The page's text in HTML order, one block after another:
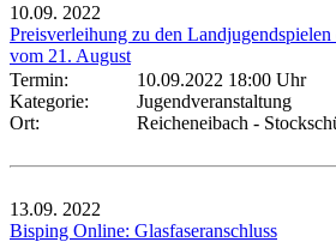
10.09. 2022
Preisverleihung zu den
vom 21. August
Termin:
10.09.2022 18:00 Uhr
Kategorie:
Jugendveranstaltung
Ort:
Reicheneibach -
13.09. 2022
Bisping Online: Glasfaseranschluss